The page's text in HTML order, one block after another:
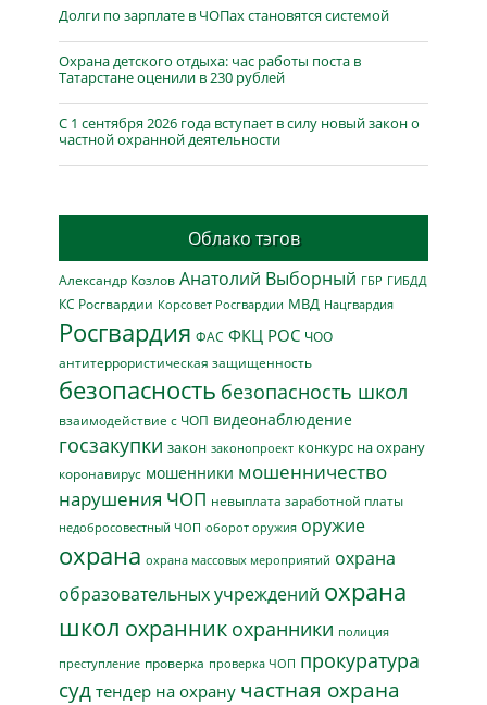
Долги по зарплате в ЧОПах становятся системой
Охрана детского отдыха: час работы поста в
Татарстане оценили в 230 рублей
С 1 сентября 2026 года вступает в силу новый закон о
частной охранной деятельности
Облако тэгов
Александр Козлов Анатолий Выборный ГБР ГИБДД
КС Росгвардии Корсовет Росгвардии МВД Нацгвардия
Росгвардия ФАС ФКЦ РОС ЧОО
антитеррористическая защищенность
безопасность безопасность школ
взаимодействие с ЧОП видеонаблюдение
госзакупки закон законопроект конкурс на охрану
коронавирус мошенники мошенничество
нарушения ЧОП невыплата заработной платы
недобросовестный ЧОП оборот оружия оружие
охрана охрана массовых мероприятий охрана
образовательных учреждений охрана
школ охранник охранники полиция
преступление проверка проверка ЧОП прокуратура
суд тендер на охрану частная охрана